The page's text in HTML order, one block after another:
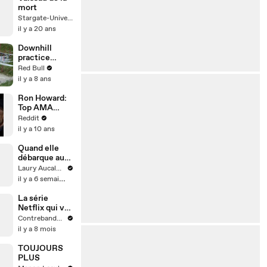
mort
Stargate-Univers
il y a 20 ans
Downhill
practice
highlights at
Fort William. |
Red Bull
il y a 8 ans
Ron Howard:
Top AMA
Answers
Reddit
il y a 10 ans
Quand elle
débarque au
pire moment
Laury Aucalme
il y a 6 semaines
La série
Netflix qui va
retourner
votre cerveau
l'univers
complexe de
Contrebande Films
il y a 8 mois
TOUJOURS
PLUS